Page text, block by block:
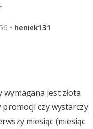
• heniek131
jest złota
promocji czy wystarczy
miesiąc (miesiąc